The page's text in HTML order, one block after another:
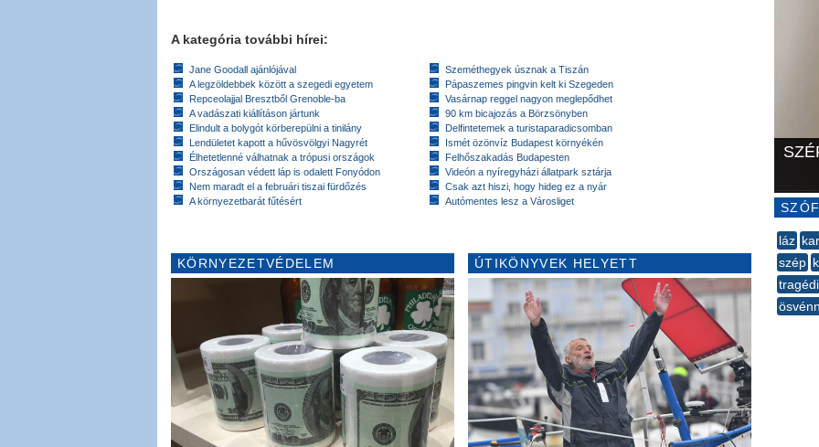
A kategória további hírei:
Jane Goodall ajánlójával
A legzöldebbek között a szegedi egyetem
Repceolajjal Bresztből Grenoble-ba
A vadászati kiállításon jártunk
Elindult a bolygót körberepülni a tinilány
Lendületet kapott a hűvösvölgyi Nagyrét
Élhetetlenné válhatnak a trópusi országok
Országosan védett láp is odalett Fonyódon
Nem maradt el a februári tiszai fürdőzés
A környezetbarát fűtésért
Szeméthegyek úsznak a Tiszán
Pápaszemes pingvin kelt ki Szegeden
Vasárnap reggel nagyon meglepődhet
90 km bicajozás a Börzsönyben
Delfintetemek a turistaparadicsomban
Ismét özönvíz Budapest környékén
Felhőszakadás Budapesten
Videón a nyíregyházi állatpark sztárja
Csak azt hiszi, hogy hideg ez a nyár
Autómentes lesz a Városliget
KÖRNYEZETVÉDELEM ÚTIKÖNYVEK HELYETT
láz
szép